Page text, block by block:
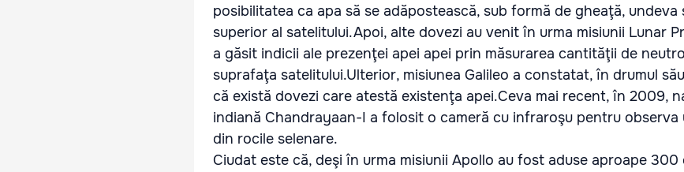
posibilitatea ca apa să se adăpostească, sub formă de gheaţă, undeva
superior al satelitului.Apoi, alte dovezi au venit în urma misiunii Lunar
a găsit indicii ale prezenţei apei apei prin măsurarea cantităţii de
suprafaţa satelitului.Ulterior, misiunea Galileo a constatat, în drumul
că există dovezi care atestă existenţa apei.Ceva mai recent, în 2009,
indiană Chandrayaan-I a folosit o cameră cu infraroşu pentru observa
din rocile selenare.
Ciudat este că, deşi în urma misiunii Apollo au fost aduse aproape 300